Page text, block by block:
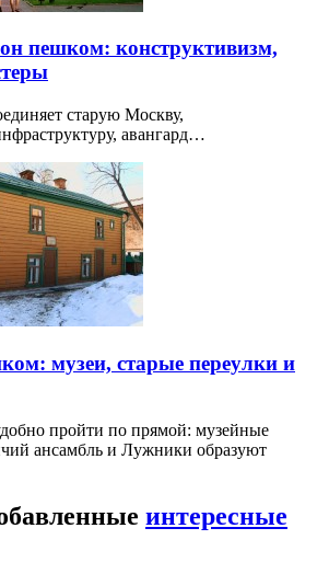
пешком: конструктивизм,
старую Москву,
авангард…
музеи, старые переулки и
пройти по прямой: музейные
ансамбль и Лужники образуют
интересные